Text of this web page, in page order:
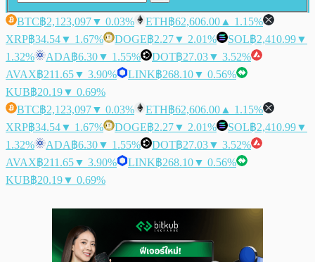
BTC฿2,123,097▼ 0.03% ETH฿62,606.00 ▲ 1.15%
XRP฿34.54▼ 1.67% DOGE฿2.27▼ 2.01% SOL฿2,410.99▼
1.32%
ADA฿6.30▼ 1.55% DOT฿27.03▼ 3.52%
AVAX฿211.65▼ 3.90% LINK฿268.10▼ 0.56%
KUB฿20.19▼ 0.69%
BTC฿2,123,097▼ 0.03% ETH฿62,606.00 ▲ 1.15%
XRP฿34.54▼ 1.67% DOGE฿2.27▼ 2.01% SOL฿2,410.99▼
1.32%
ADA฿6.30▼ 1.55% DOT฿27.03▼ 3.52%
AVAX฿211.65▼ 3.90% LINK฿268.10▼ 0.56%
KUB฿20.19▼ 0.69%